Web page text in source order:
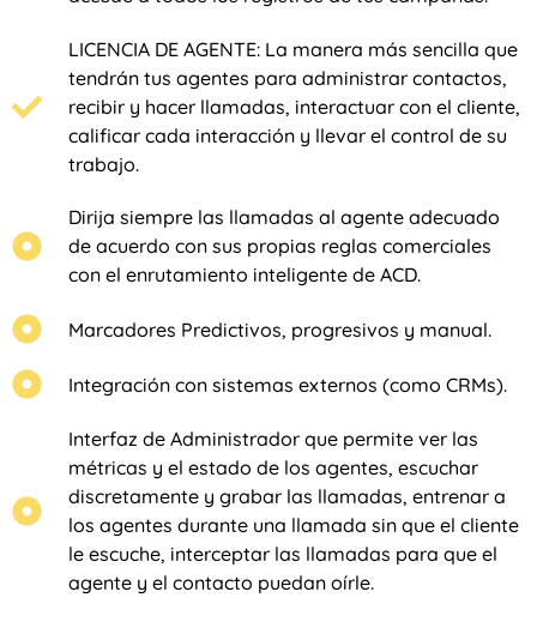
LICENCIA DE AGENTE: La manera más sencilla que
tendrán tus agentes para administrar contactos,
recibir y hacer llamadas, interactuar con el cliente,
calificar cada interacción y llevar el control de su
trabajo.
Dirija siempre las llamadas al agente adecuado
de acuerdo con sus propias reglas comerciales
con el enrutamiento inteligente de ACD.
Marcadores Predictivos, progresivos y manual.
Integración con sistemas externos (como CRMs).
Interfaz de Administrador que permite ver las
métricas y el estado de los agentes, escuchar
discretamente y grabar las llamadas, entrenar a
los agentes durante una llamada sin que el cliente
le escuche, interceptar las llamadas para que el
agente y el contacto puedan oírle.